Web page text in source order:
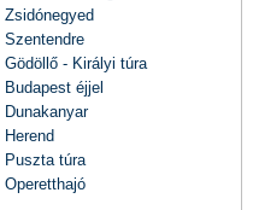
Zsidónegyed
Szentendre
Gödöllő - Királyi túra
Budapest éjjel
Dunakanyar
Herend
Puszta túra
Operetthajó